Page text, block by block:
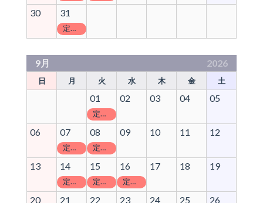
30 31
定休日
9月 2026
日 月 火 水 木 金 土
01
定休日
02 03 04 05
06 07
定休日
08
定休日
09 10 11 12
13 14
定休日
15
定休日
16
定休日
17 18 19
20 21 22 23 24 25 26